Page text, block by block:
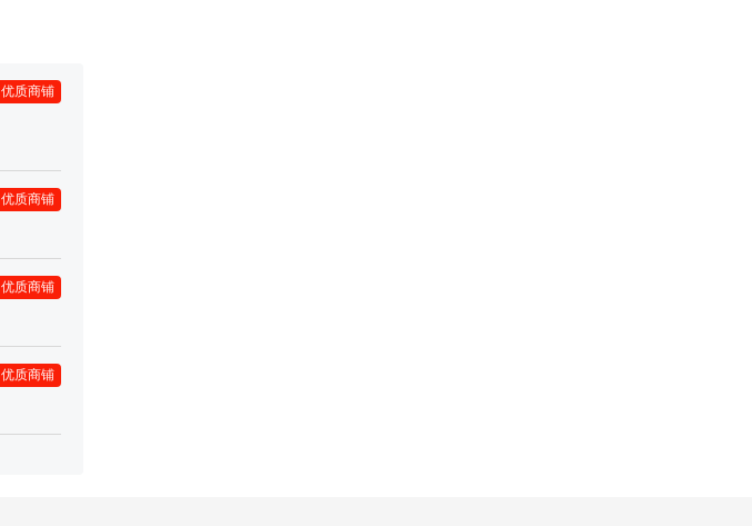
优质商铺
优质商铺
优质商铺
优质商铺